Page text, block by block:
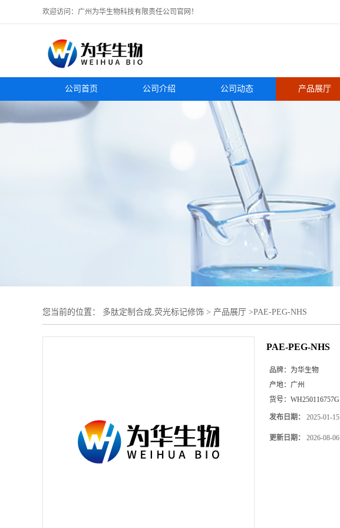
欢迎访问：广州为华生物科技有限责任公司官网！
公司首页 公司介绍 公司动态 产品展厅
您当前的位置： 多肽定制合成,荧光标记修饰 > 产品展厅 >PAE-PEG-NHS
PAE-PEG-NHS
品牌： 为华生物
产地： 广州
货号： WH250116757G
发布日期： 2025-01-15
更新日期： 2026-08-06